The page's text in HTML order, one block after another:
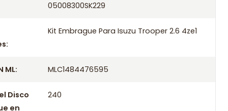
05008300SK229
Kit Embrague Para Isuzu Trooper 2.6 4ze1
ML: MLC1484476595
Disco
en
240